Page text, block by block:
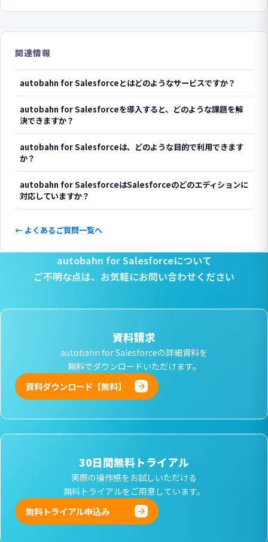
関連情報
autobahn for Salesforceとはどのようなサービスですか？
autobahn for Salesforceを導入すると、どのような課題を解
決できますか？
autobahn for Salesforceは、どのような目的で利用できます
か？
autobahn for SalesforceはSalesforceのどのエディションに
対応していますか？
← よくあるご質問一覧へ
autobahn for Salesforceについて
ご不明な点は、 お気軽にお問い合わせください
資料請求
autobahn for Salesforceの詳細資料を
無料でダウンロードいただけます。
資料ダウンロード【無料】
30日間無料トライアル
実際の操作感をお試しいただける
無料トライアルをご用意しています。
無料トライアル申込み